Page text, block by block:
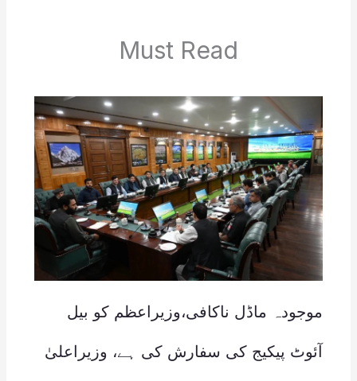
Must Read
موجودہ ماڈل ناکافی،وزیراعظم کو بیل
آئوٹ پیکیج کی سفارش کی ہے، وزیراعلیٰ